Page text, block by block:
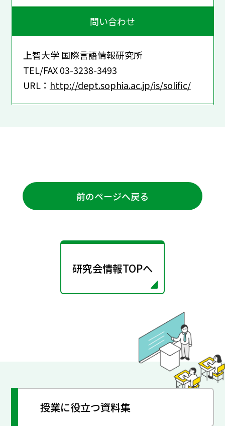
問い合わせ
上智大学 国際言語情報研究所
TEL/FAX 03-3238-3493
URL： http://dept.sophia.ac.jp/is/solific/
前のページへ戻る
研究会情報TOPへ
授業に役立つ資料集